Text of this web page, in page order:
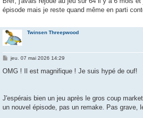
épisode mais je reste quand même en parti
Twinsen Threepwood
M
s
jeu. 07 mai 2026 14:29
OMG ! Il est magnifique ! Je suis hypé de ouf!
J'espérais bien un jeu après le gros coup
un nouvel épisode, pas un remake. Pas grave,